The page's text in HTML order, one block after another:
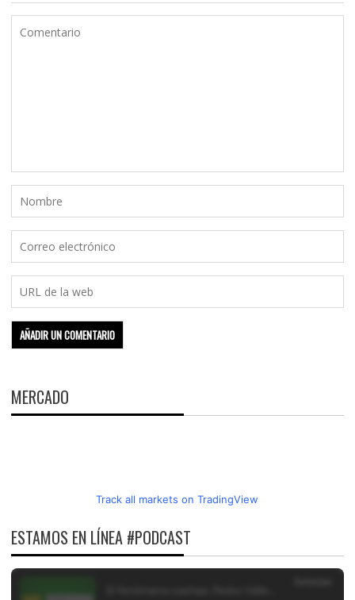
MERCADO
Track all markets on TradingView
ESTAMOS EN LÍNEA #PODCAST